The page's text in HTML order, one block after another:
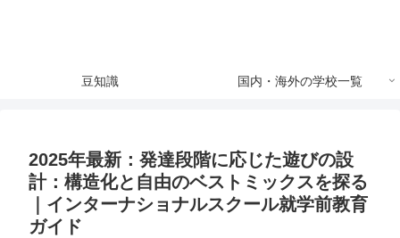
豆知識 国内・海外の学校一覧
2025年最新：発達段階に応じた遊びの設
計：構造化と自由のベストミックスを探る
｜インターナショナルスクール就学前教育
ガイド